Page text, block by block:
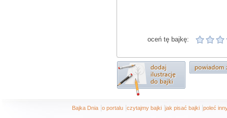
oceń tę bajkę:
Bajka Dnia o portalu czytajmy bajki jak pisać bajki poleć